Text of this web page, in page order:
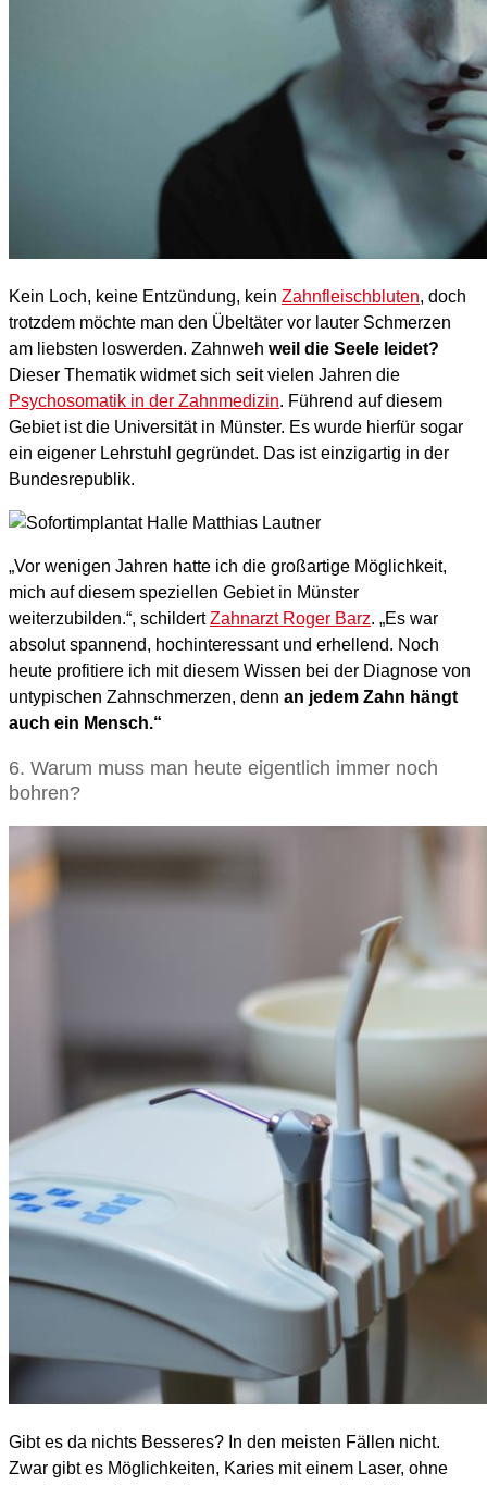
Kein Loch, keine Entzündung, kein Zahnfleischbluten, doch
trotzdem möchte man den Übeltäter vor lauter Schmerzen
am liebsten loswerden. Zahnweh weil die Seele leidet?
Dieser Thematik widmet sich seit vielen Jahren die
Psychosomatik in der Zahnmedizin. Führend auf diesem
Gebiet ist die Universität in Münster. Es wurde hierfür sogar
ein eigener Lehrstuhl gegründet. Das ist einzigartig in der
Bundesrepublik.
„Vor wenigen Jahren hatte ich die großartige Möglichkeit,
mich auf diesem speziellen Gebiet in Münster
weiterzubilden.“, schildertZahnarzt Roger Barz. „Es war
absolut spannend, hochinteressant und erhellend. Noch
heute profitiere ich mit diesem Wissen bei der Diagnose von
untypischen Zahnschmerzen, denn an jedem Zahn hängt
auch ein Mensch.“
6. Warum muss man heute eigentlich immer noch
bohren?
Gibt es da nichts Besseres? In den meisten Fällen nicht.
Zwar gibt es Möglichkeiten, Karies mit einem Laser, ohne